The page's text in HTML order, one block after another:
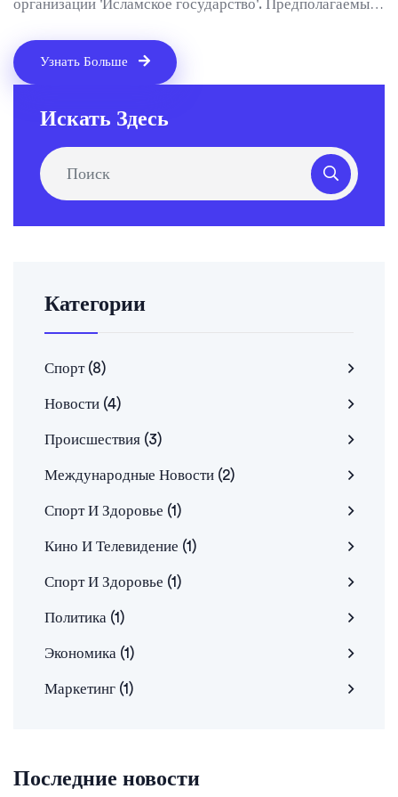
организации 'Исламское государство'. Предполагаемый
обеспечили безопасность граждан и предотвратили
возможные последствия.
Узнать Больше
Искать Здесь
Категории
Спорт (8)
Новости (4)
Происшествия (3)
Международные Новости (2)
Спорт И Здоровье (1)
Кино И Телевидение (1)
Спорт И Здоровье (1)
Политика (1)
Экономика (1)
Маркетинг (1)
Последние новости